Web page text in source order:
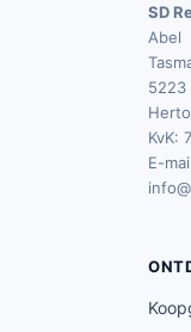
SD
Abel
5223
KvK:
E-